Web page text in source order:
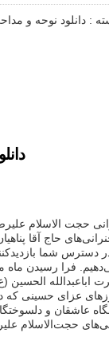
: دانلود نوحه و
حاج آقا
در دسترس شما
فرا رسیدن ماه
اباعبدالله الحسین
عزای حسینی که
عاشقان و
حجت‌الاسلام